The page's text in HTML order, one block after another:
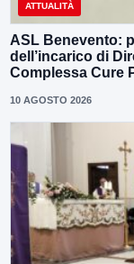
ATTUALITÀ
ASL Benevento:
dell’incarico di
Complessa Cure
10 AGOSTO 2026